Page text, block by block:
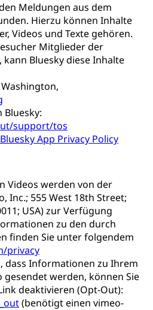
Meldungen aus dem
Hierzu können Inhalte
Videos und Texte gehören.
Mitglieder der
Bluesky diese Inhalte
support/tos
Bluesky App Privacy Policy
Videos werden von der
Inc.; 555 West 18th Street;
USA) zur Verfügung
zu den durch
finden Sie unter folgendem
privacy
dass Informationen zu Ihrem
werden, können Sie
deaktivieren (Opt-Out):
(benötigt einen vimeo-